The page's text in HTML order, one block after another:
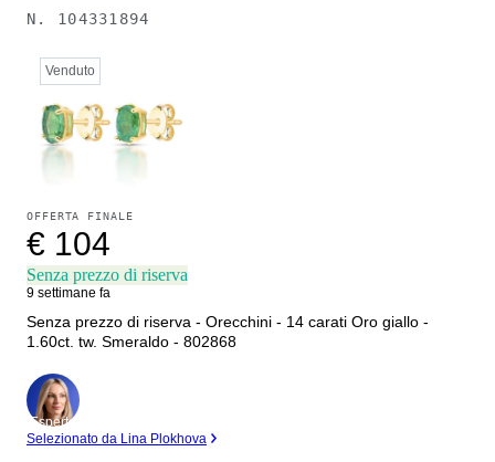
N. 104331894
Venduto
OFFERTA FINALE
€ 104
Senza prezzo di riserva
9 settimane fa
Senza prezzo di riserva - Orecchini - 14 carati Oro giallo -
1.60ct. tw. Smeraldo - 802868
Esperto
Selezionato da Lina Plokhova